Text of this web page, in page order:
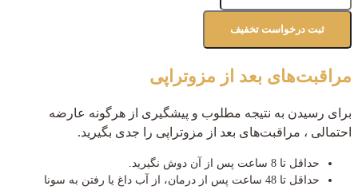
مراقبت‌های بعد از مزوتراپی
برای رسیدن به نتیجه مطلوب و پیشگیری از هرگونه عارضه
احتمالی ، مراقبت‌های بعد از مزوتراپی را جدی بگیرید.
حداقل تا 8 ساعت پس از آن دوش نگیرید.
حداقل تا 48 ساعت پس از درمان، از آب داغ یا رفتن به سونا